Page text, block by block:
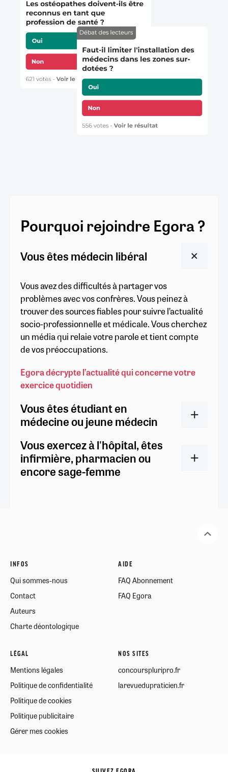
Pourquoi rejoindre Egora ?
Vous êtes médecin libéral
Vous avez des difficultés à partager vos
problèmes avec vos confrères. Vous peinez à
trouver des sources fiables pour suivre l’actualité
socio-professionnelle et médicale. Vous cherchez
un média qui relaie votre parole et tient compte
de vos préoccupations.
Egora décrypte l’actualité qui concerne votre
exercice quotidien
Vous êtes étudiant en
médecine ou jeune médecin
Vous exercez à l'hôpital, êtes
infirmière, pharmacien ou
encore sage-femme
INFOS
Qui sommes-nous
Contact
Auteurs
Charte déontologique
AIDE
FAQ Abonnement
FAQ Egora
LÉGAL
Mentions légales
Politique de confidentialité
Politique de cookies
Politique publicitaire
Gérer mes cookies
NOS SITES
concourspluripro.fr
larevuedupraticien.fr